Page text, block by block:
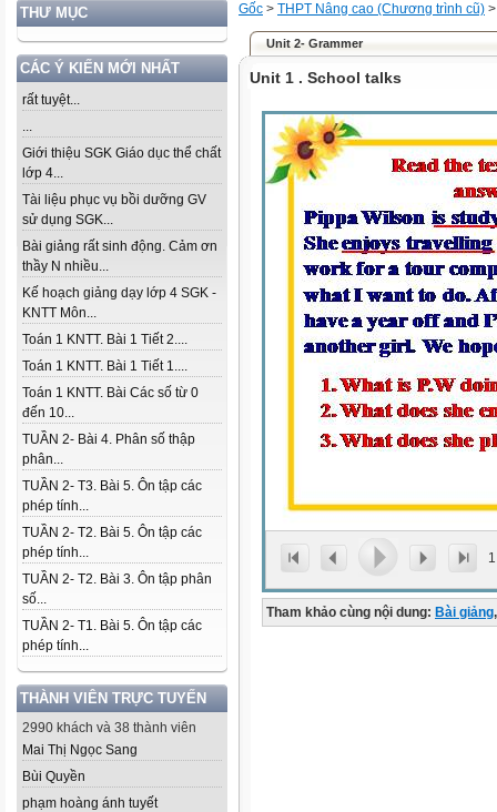
THƯ MỤC
CÁC Ý KIẾN MỚI NHẤT
rất tuyệt...
...
Giới thiệu SGK Giáo dục thể chất
lớp 4...
Tài liệu phục vụ bồi dưỡng GV
sử dụng SGK...
Bài giảng rất sinh động. Cảm ơn
thầy N nhiều...
Kế hoạch giảng dạy lớp 4 SGK -
KNTT Môn...
Toán 1 KNTT. Bài 1 Tiết 2....
Toán 1 KNTT. Bài 1 Tiết 1....
Toán 1 KNTT. Bài Các số từ 0
đến 10...
TUẦN 2- Bài 4. Phân số thập
phân...
TUẦN 2- T3. Bài 5. Ôn tập các
phép tính...
TUẦN 2- T2. Bài 5. Ôn tập các
phép tính...
TUẦN 2- T2. Bài 3. Ôn tập phân
số...
TUẦN 2- T1. Bài 5. Ôn tập các
phép tính...
THÀNH VIÊN TRỰC TUYẾN
2990 khách và 38 thành viên
Mai Thị Ngọc Sang
Bùi Quyền
phạm hoàng ánh tuyết
Gốc > THPT Nâng cao (Chương trình cũ)
Unit 2- Grammer
Unit 1 . School talks
1
Tham khảo cùng nội dung: Bài giảng,